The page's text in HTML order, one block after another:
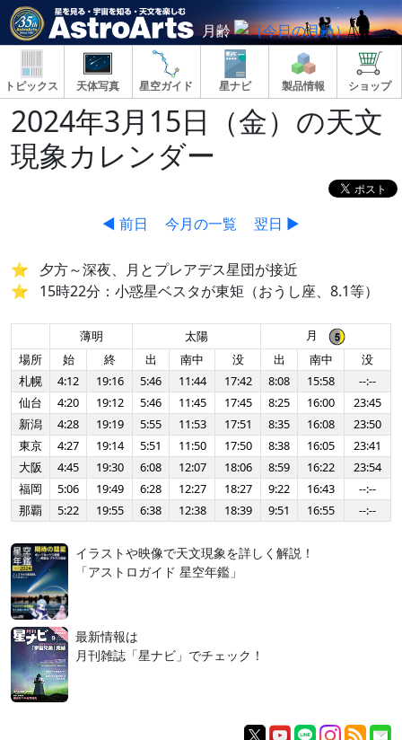
月齢
トピックス 天体写真 星空ガイド 星ナビ 製品情報 ショップ
2024年3月15日（金）の天文
現象カレンダー
◀ 前日 今月の一覧 翌日 ▶
夕方～深夜、月とプレアデス星団が接近
15時22分：小惑星ベスタが東矩（おうし座、8.1等）
薄明 太陽
月
場所
始 終 出 南中 没 出 南中
没
札幌
4:12 19:16 5:46 11:44 17:42 8:08 15:58
--:--
仙台
4:20 19:12 5:46 11:45 17:45 8:25 16:00
23:45
新潟
4:28 19:19 5:55 11:53 17:51 8:35 16:08
23:50
東京
4:27 19:14 5:51 11:50 17:50 8:38 16:05
23:41
大阪
4:45 19:30 6:08 12:07 18:06 8:59 16:22
23:54
福岡
5:06 19:49 6:28 12:27 18:27 9:22 16:43
--:--
那覇
5:22 19:55 6:38 12:38 18:39 9:51 16:55 --:--
イラストや映像で天文現象を詳しく解説！
「アストロガイド 星空年鑑」
最新情報は
月刊雑誌「星ナビ」でチェック！